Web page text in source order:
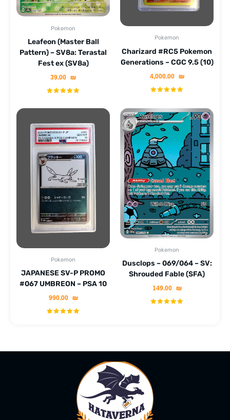
Pokemon
Leafeon (Master Ball
Pattern) – SV8a: Terastal
Fest ex (SV8a)
39.00 ₪
Pokemon
Charizard #RC5 Pokemon
Generations – CGC 9.5 (10)
4,000.00 ₪
Pokemon
JAPANESE SV-P PROMO
#067 UMBREON – PSA 10
990.00 ₪
Pokemon
Dusclops – 069/064 – SV:
Shrouded Fable (SFA)
149.00 ₪